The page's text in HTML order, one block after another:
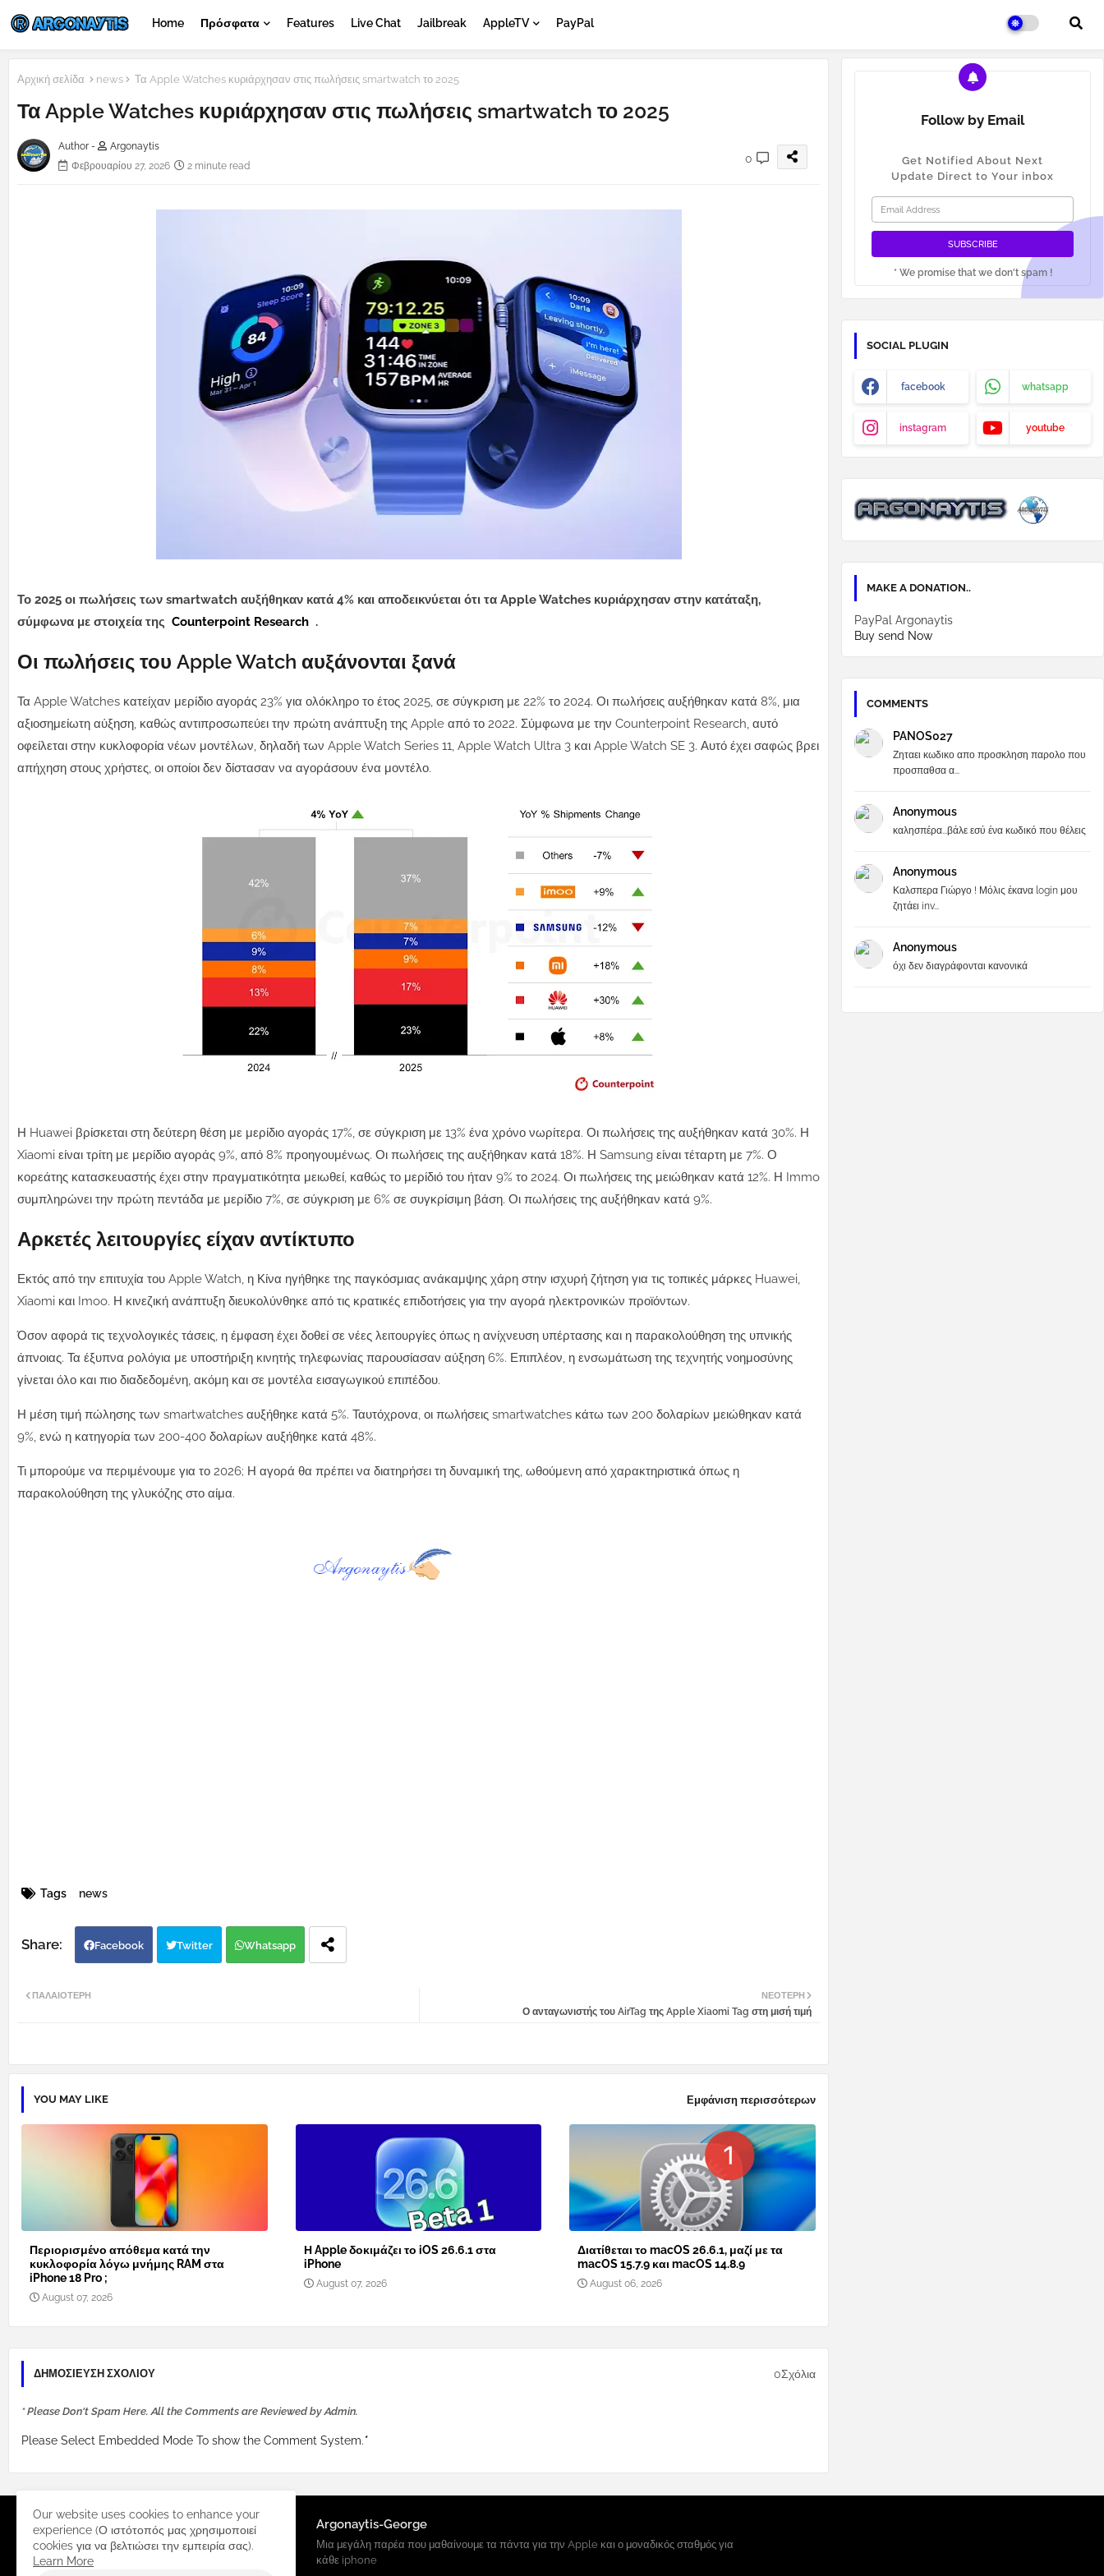
Home Πρόσφατα Features Live Chat Jailbreak AppleTV PayPal
Αρχική σελίδα news Τα Apple Watches κυριάρχησαν στις πωλήσεις smartwatch το 2025
Τα Apple Watches κυριάρχησαν στις πωλήσεις smartwatch το 2025
Author -
Argonaytis
Φεβρουαρίου 27, 2026
2 minute read
0
Το 2025 οι πωλήσεις των smartwatch αυξήθηκαν κατά 4% και αποδεικνύεται ότι τα Apple Watches κυριάρχησαν στην κατάταξη,
σύμφωνα με στοιχεία της Counterpoint Research .
Οι πωλήσεις του Apple Watch αυξάνονται ξανά
Τα Apple Watches κατείχαν μερίδιο αγοράς 23% για ολόκληρο το έτος 2025, σε σύγκριση με 22% το 2024. Οι πωλήσεις αυξήθηκαν κατά 8%, μια
αξιοσημείωτη αύξηση, καθώς αντιπροσωπεύει την πρώτη ανάπτυξη της Apple από το 2022. Σύμφωνα με την Counterpoint Research, αυτό
οφείλεται στην κυκλοφορία νέων μοντέλων, δηλαδή των Apple Watch Series 11, Apple Watch Ultra 3 και Apple Watch SE 3. Αυτό έχει σαφώς βρει
απήχηση στους χρήστες, οι οποίοι δεν δίστασαν να αγοράσουν ένα μοντέλο.
Η Huawei βρίσκεται στη δεύτερη θέση με μερίδιο αγοράς 17%, σε σύγκριση με 13% ένα χρόνο νωρίτερα. Οι πωλήσεις της αυξήθηκαν κατά 30%. Η
Xiaomi είναι τρίτη με μερίδιο αγοράς 9%, από 8% προηγουμένως. Οι πωλήσεις της αυξήθηκαν κατά 18%. Η Samsung είναι τέταρτη με 7%. Ο
κορεάτης κατασκευαστής έχει στην πραγματικότητα μειωθεί, καθώς το μερίδιό του ήταν 9% το 2024. Οι πωλήσεις της μειώθηκαν κατά 12%. Η Immo
συμπληρώνει την πρώτη πεντάδα με μερίδιο 7%, σε σύγκριση με 6% σε συγκρίσιμη βάση. Οι πωλήσεις της αυξήθηκαν κατά 9%.
Αρκετές λειτουργίες είχαν αντίκτυπο
Εκτός από την επιτυχία του Apple Watch, η Κίνα ηγήθηκε της παγκόσμιας ανάκαμψης χάρη στην ισχυρή ζήτηση για τις τοπικές μάρκες Huawei,
Xiaomi και Imoo. Η κινεζική ανάπτυξη διευκολύνθηκε από τις κρατικές επιδοτήσεις για την αγορά ηλεκτρονικών προϊόντων.
Όσον αφορά τις τεχνολογικές τάσεις, η έμφαση έχει δοθεί σε νέες λειτουργίες όπως η ανίχνευση υπέρτασης και η παρακολούθηση της υπνικής
άπνοιας. Τα έξυπνα ρολόγια με υποστήριξη κινητής τηλεφωνίας παρουσίασαν αύξηση 6%. Επιπλέον, η ενσωμάτωση της τεχνητής νοημοσύνης
γίνεται όλο και πιο διαδεδομένη, ακόμη και σε μοντέλα εισαγωγικού επιπέδου.
Η μέση τιμή πώλησης των smartwatches αυξήθηκε κατά 5%. Ταυτόχρονα, οι πωλήσεις smartwatches κάτω των 200 δολαρίων μειώθηκαν κατά
9%, ενώ η κατηγορία των 200-400 δολαρίων αυξήθηκε κατά 48%.
Τι μπορούμε να περιμένουμε για το 2026; Η αγορά θα πρέπει να διατηρήσει τη δυναμική της, ωθούμενη από χαρακτηριστικά όπως η
παρακολούθηση της γλυκόζης στο αίμα.
Tags news
Facebook Twitter Whatsapp
ΝΕΌΤΕΡΗ
Ο ανταγωνιστής του AirTag της Apple Xiaomi Tag στη μισή τιμή
ΠΑΛΑΙΌΤΕΡΗ
YOU MAY LIKE Εμφάνιση περισσότερων
Περιορισμένο απόθεμα κατά την
κυκλοφορία λόγω μνήμης RAM στα
iPhone 18 Pro ;
August 07, 2026
Η Apple δοκιμάζει το iOS 26.6.1 στα
iPhone
August 07, 2026
Διατίθεται το macOS 26.6.1, μαζί με τα
macOS 15.7.9 και macOS 14.8.9
August 06, 2026
ΔΗΜΟΣΊΕΥΣΗ ΣΧΟΛΊΟΥ 0Σχόλια
* Please Don't Spam Here. All the Comments are Reviewed by Admin.
Please Select Embedded Mode To show the Comment System.*
Follow by Email
Get Notified About Next
Update Direct to Your inbox
* We promise that we don't spam !
SOCIAL PLUGIN
facebook whatsapp
instagram youtube
MAKE A DONATION..
PayPal Argonaytis
Buy send Now
COMMENTS
PANOS027
Ζηταει κωδικο απο προσκληση παρολο που
προσπαθσα α...
Anonymous
καλησπέρα...βάλε εσύ ένα κωδικό που θέλεις
Anonymous
Καλσπερα Γιώργο ! Μόλις έκανα login μου
ζητάει inv...
Anonymous
όχι δεν διαγράφονται κανονικά
Argonaytis-George
Μια μεγάλη παρέα που μαθαίνουμε τα πάντα για την Apple και ο μοναδικός σταθμός για
κάθε iphone
Our website uses cookies to enhance your
experience (Ο ιστότοπός μας χρησιμοποιεί
cookies για να βελτιώσει την εμπειρία σας).
Learn More